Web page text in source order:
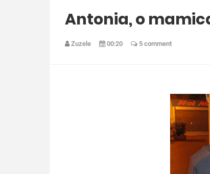
Antonia, o
Zuzele 00:20 5 comment